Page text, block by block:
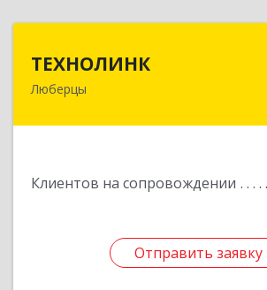
ТЕХНОЛИНК
Люберцы
Клиентов на сопровождении
Отправить заявку
140014, г.Люберцы,
Отправить заявку